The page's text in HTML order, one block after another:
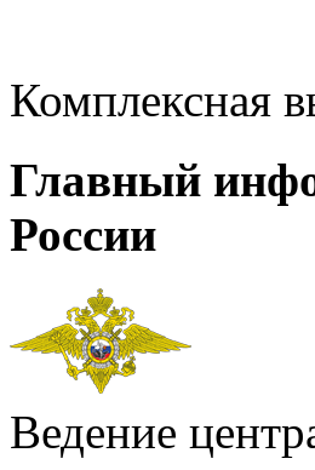
Комплексная
Главный
России
Ведение